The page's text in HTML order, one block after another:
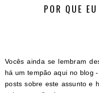
POR QUE
Vocês ainda se lembram
há um tempão aqui no blog
posts sobre este assunto e